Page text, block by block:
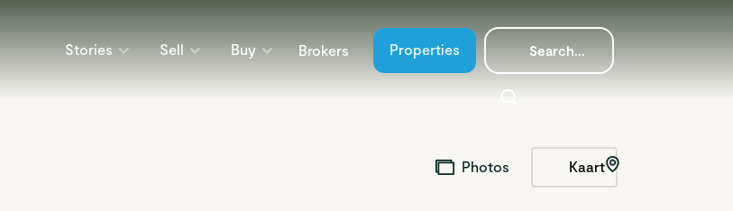
Stories Sell Buy Brokers Properties
Photos Kaart